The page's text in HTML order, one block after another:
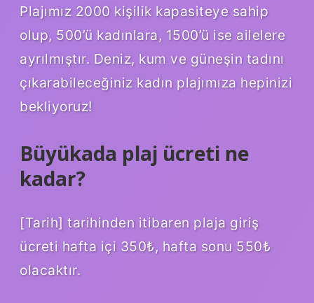
Plajımız 2000 kişilik kapasiteye sahip
olup, 500’ü kadınlara, 1500’ü ise ailelere
ayrılmıştır. Deniz, kum ve güneşin tadını
çıkarabileceğiniz kadın plajımıza hepinizi
bekliyoruz!
Büyükada plaj ücreti ne
kadar?
[Tarih] tarihinden itibaren plaja giriş
ücreti hafta içi 350₺, hafta sonu 550₺
olacaktır.